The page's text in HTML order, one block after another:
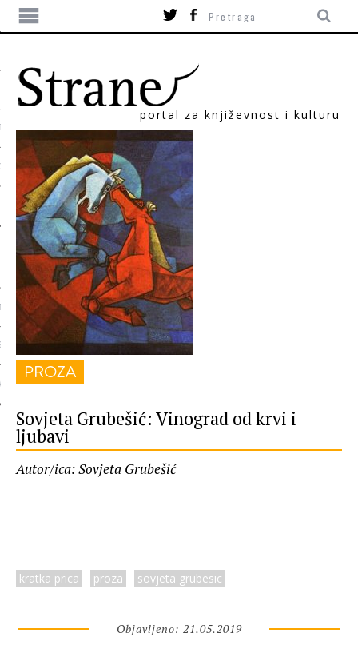
portal za književnost i kulturu
PROZA
Sovjeta Grubešić: Vinograd od krvi i
ljubavi
Autor/ica: Sovjeta Grubešić
kratka prica proza sovjeta grubesic
Objavljeno: 21.05.2019